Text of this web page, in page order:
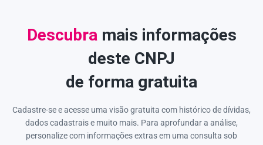
Descubra mais informações
deste CNPJ
de forma gratuita
Cadastre-se e acesse uma visão gratuita com histórico de dívidas,
dados cadastrais e muito mais. Para aprofundar a análise,
personalize com informações extras em uma consulta sob